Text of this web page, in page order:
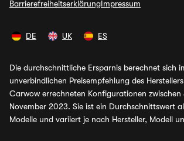
BarrierefreiheitserklärungImpressum
DE UK ES
Die durchschnittliche Ersparnis berechnet sich
unverbindlichen Preisempfehlung des
Carwow errechneten Konfigurationen
November 2023. Sie ist ein Durchschnittswert
Modelle und variiert je nach Hersteller, Modell